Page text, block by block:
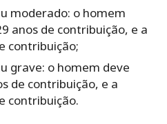
moderado: o homem
anos de contribuição, e a
contribuição;
grave: o homem deve
de contribuição, e a
contribuição.